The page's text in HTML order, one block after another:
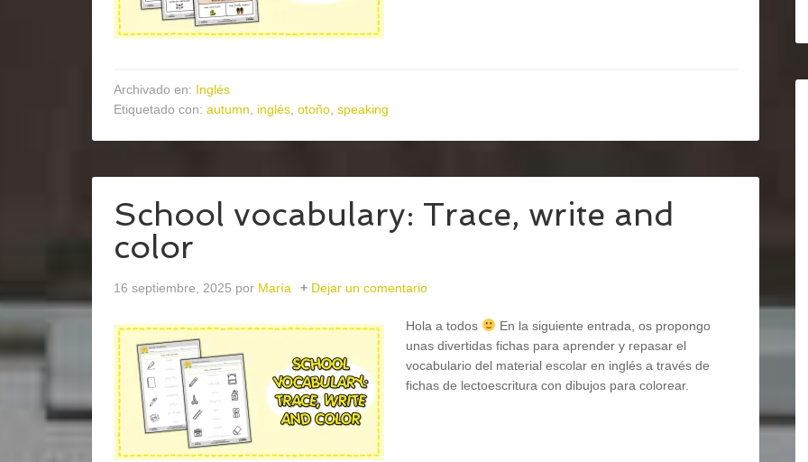
Archivado en: Inglés
Etiquetado con: autumn inglés otoño speaking
School vocabulary: Trace, write and
color
16 septiembre, 2025 por María Dejar un comentario
Hola a todos
En la siguiente entrada, os propongo
unas divertidas fichas para aprender y repasar el
vocabulario del material escolar en inglés a través de
fichas de lectoescritura con dibujos para colorear.